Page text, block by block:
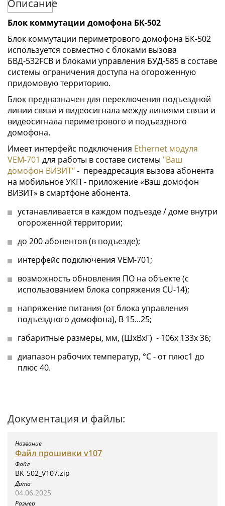
Описание
Блок коммутации домофона БК-502
Блок коммутации периметрового домофона БК-502
используется совместно с блоками вызова
БВД-532FCB и блоками управления БУД-585 в составе
системы ограничения доступа на огороженную
придомовую территорию.
Блок предназначен для переключения подъездной
линии связи и видеосигнала между линиями связи и
видеосигнала периметрового и подъездного
домофона.
Имеет интерфейс подключения Ethernet модуля
VEM-701 для работы в составе системы "Ваш
домофон ВИЗИТ"- переадресация вызова абонента
на мобильное УКП - приложение «Ваш домофон
ВИЗИТ» в смартфоне абонента.
устанавливается в каждом подъезде / доме внутри
огороженной территории;
до 200 абонентов (в подъезде);
интерфейс подключения VEM-701;
возможность обновления ПО на объекте (с
использованием блока сопряжения CU-14);
напряжение питания (от блока управления
подъездного домофона), В 15...25;
габаритные размеры, мм, (ШхВхГ) - 106х 133х 36;
диапазон рабочих температур, °С - от плюс1 до
плюс 40.
Документация и файлы:
Файл прошивки v107
BK-502_V107.zip
04.06.2025